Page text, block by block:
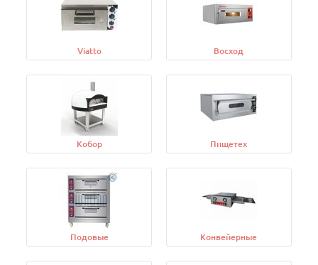
Viatto Восход
Кобор Пищетех
Подовые Конвейерные